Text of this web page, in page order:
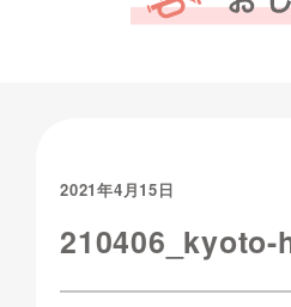
2021年4月15日
210406_kyoto-